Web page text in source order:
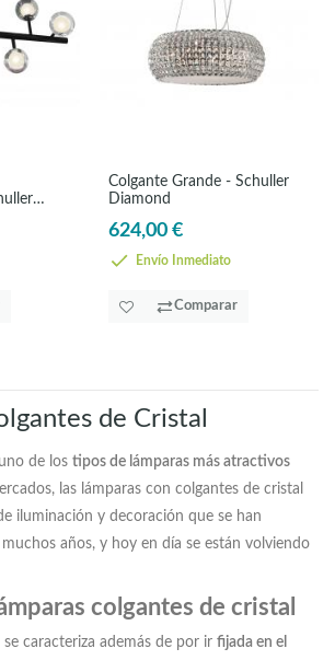
Colgante Grande - Schuller
Diamond
624,00 €
Envío Inmediato
Comparar
de Cristal
de los tipos de lámparas más atractivos
las lámparas con colgantes de cristal
iluminación y decoración que se han
años, y hoy en día se están volviendo
colgantes de cristal
caracteriza además de por ir fijada en el